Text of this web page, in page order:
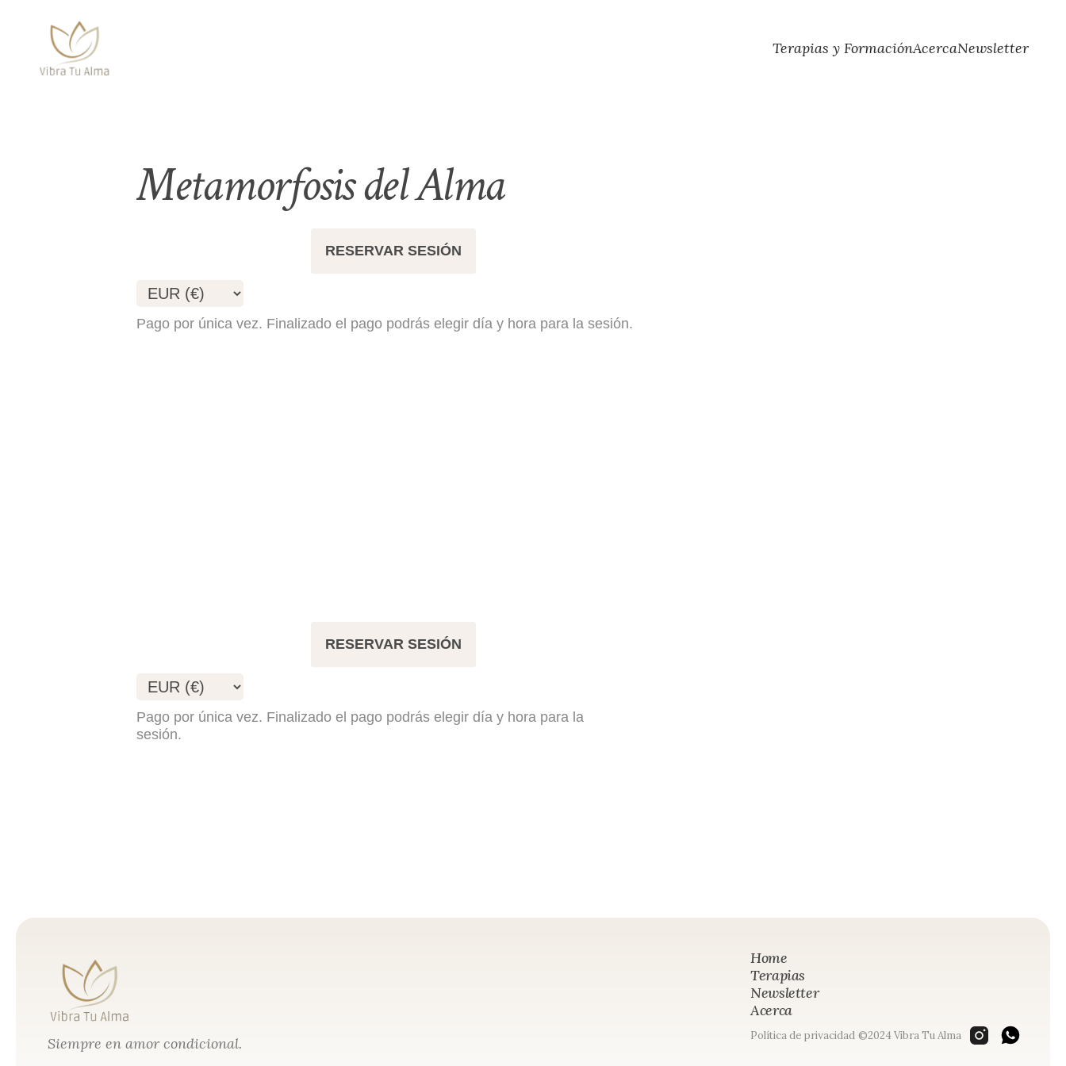
Terapias y FormaciónAcercaNewsletter
Metamorfosis del Alma
RESERVAR SESIÓN
Pago por única vez. Finalizado el pago podrás elegir día y hora para la sesión.
RESERVAR SESIÓN
Pago por única vez. Finalizado el pago podrás elegir día y hora para la
sesión.
Siempre en amor condicional.
Home
Terapias
Newsletter
Acerca
Política de privacidad ©2024 Vibra Tu Alma